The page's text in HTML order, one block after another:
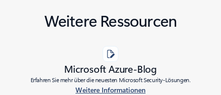
Weitere Ressourcen
Microsoft Azure-Blog
Erfahren Sie mehr über die neuesten Microsoft Security-Lösungen.
Weitere Informationen